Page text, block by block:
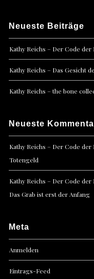
Neueste Beiträge
Kathy Reichs – Der Code der
Kathy Reichs – Das Gesicht
Kathy Reichs – the bone
Neueste
Kathy Reichs – Der Code
Totengeld
Kathy Reichs – Der Code
Das Grab ist erst der Anfang
Meta
Anmelden
Eintrags-Feed